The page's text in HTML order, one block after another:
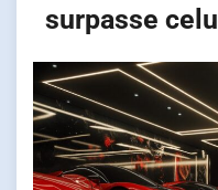
surpasse